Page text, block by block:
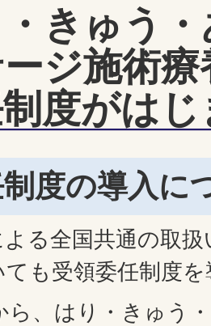
きゅう
ジ施術
度がは
度の導入に
る全国共通の取
も受領委任制度
ら、はり・きゅう